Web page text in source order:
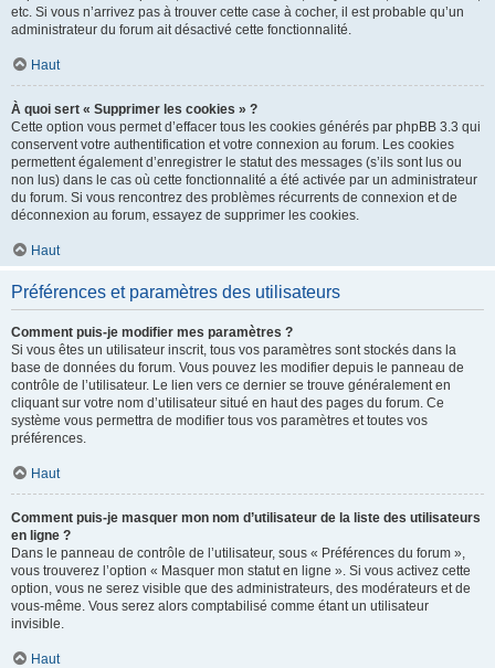
etc. Si vous n’arrivez pas à trouver cette case à cocher, il est probable qu’un
administrateur du forum ait désactivé cette fonctionnalité.
Haut
À quoi sert « Supprimer les cookies » ?
Cette option vous permet d’effacer tous les cookies générés par phpBB 3.3 qui
conservent votre authentification et votre connexion au forum. Les cookies
permettent également d’enregistrer le statut des messages (s’ils sont lus ou
non lus) dans le cas où cette fonctionnalité a été activée par un administrateur
du forum. Si vous rencontrez des problèmes récurrents de connexion et de
déconnexion au forum, essayez de supprimer les cookies.
Haut
Préférences et paramètres des utilisateurs
Comment puis-je modifier mes paramètres ?
Si vous êtes un utilisateur inscrit, tous vos paramètres sont stockés dans la
base de données du forum. Vous pouvez les modifier depuis le panneau de
contrôle de l’utilisateur. Le lien vers ce dernier se trouve généralement en
cliquant sur votre nom d’utilisateur situé en haut des pages du forum. Ce
système vous permettra de modifier tous vos paramètres et toutes vos
préférences.
Haut
Comment puis-je masquer mon nom d’utilisateur de la liste des utilisateurs
en ligne ?
Dans le panneau de contrôle de l’utilisateur, sous « Préférences du forum »,
vous trouverez l’option « Masquer mon statut en ligne ». Si vous activez cette
option, vous ne serez visible que des administrateurs, des modérateurs et de
vous-même. Vous serez alors comptabilisé comme étant un utilisateur
invisible.
Haut